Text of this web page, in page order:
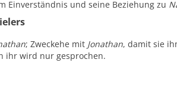
Einverständnis und seine Beziehung zu
; Zweckehe mit Jonathan, damit sie
ihr wird nur gesprochen.